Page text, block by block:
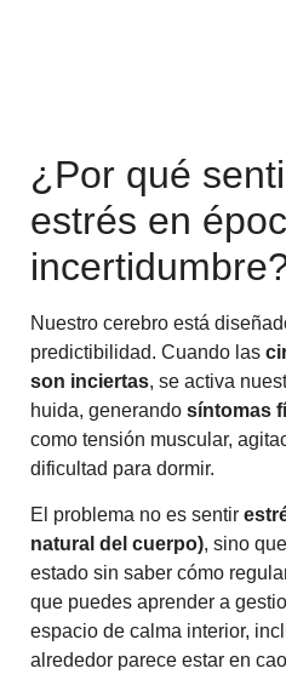
¿Por qué
estrés en
Nuestro cerebro está
predictibilidad. Cuando las
son inciertas, se activa
huida, generando síntomas
como tensión muscular,
dificultad para dormir.
El problema no es sentir
natural del cuerpo), sino
estado sin saber cómo
que puedes aprender a
espacio de calma interior,
alrededor parece estar en